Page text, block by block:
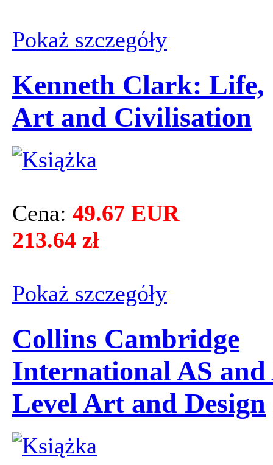
Pokaż szczegόły
Kenneth Clark: Life,
Art and Civilisation
Cena: 49.67 EUR
213.64 zł
Pokaż szczegόły
Collins Cambridge
International AS and
Level Art and Design